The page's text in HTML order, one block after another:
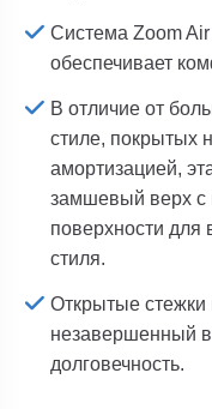
Система Zoom
обеспечивает
В отличие от
стиле, покрытых
амортизацией,
замшевый верх с
поверхности для
стиля.
Открытые стежки
незавершенный
долговечность.